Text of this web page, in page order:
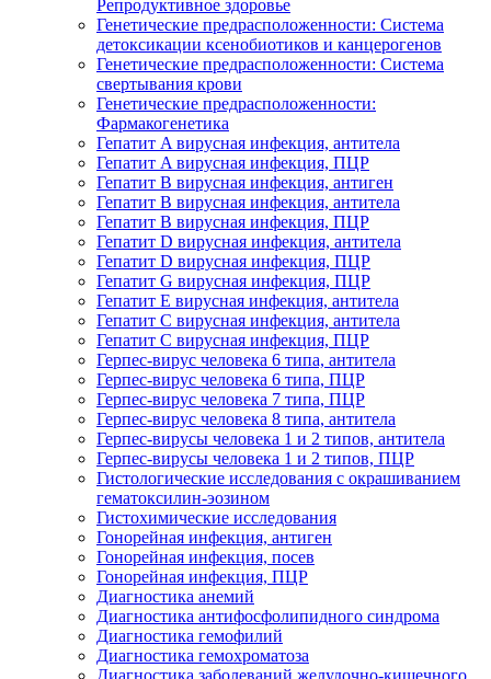
Репродуктивное здоровье
Генетические предрасположенности: Система
детоксикации ксенобиотиков и канцерогенов
Генетические предрасположенности: Система
свертывания крови
Генетические предрасположенности:
Фармакогенетика
Гепатит A вирусная инфекция, антитела
Гепатит A вирусная инфекция, ПЦР
Гепатит B вирусная инфекция, антиген
Гепатит B вирусная инфекция, антитела
Гепатит B вирусная инфекция, ПЦР
Гепатит D вирусная инфекция, антитела
Гепатит D вирусная инфекция, ПЦР
Гепатит G вирусная инфекция, ПЦР
Гепатит Е вирусная инфекция, антитела
Гепатит С вирусная инфекция, антитела
Гепатит С вирусная инфекция, ПЦР
Герпес-вирус человека 6 типа, антитела
Герпес-вирус человека 6 типа, ПЦР
Герпес-вирус человека 7 типа, ПЦР
Герпес-вирус человека 8 типа, антитела
Герпес-вирусы человека 1 и 2 типов, антитела
Герпес-вирусы человека 1 и 2 типов, ПЦР
Гистологические исследования с окрашиванием
гематоксилин-эозином
Гистохимические исследования
Гонорейная инфекция, антиген
Гонорейная инфекция, посев
Гонорейная инфекция, ПЦР
Диагностика анемий
Диагностика антифосфолипидного синдрома
Диагностика гемофилий
Диагностика гемохроматоза
Диагностика заболеваний желудочно-кишечного